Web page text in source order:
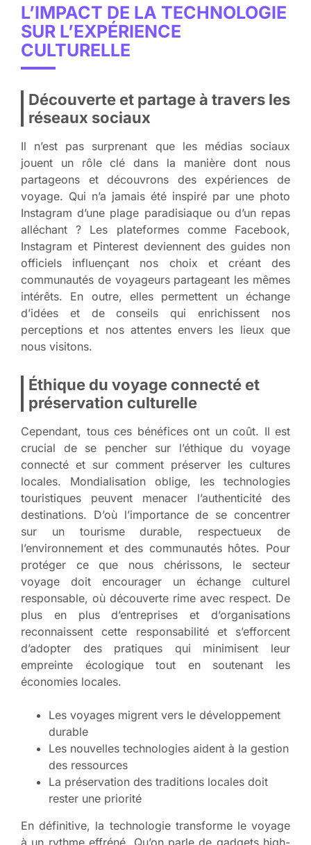
L’IMPACT DE LA TECHNOLOGIE
SUR L’EXPÉRIENCE
CULTURELLE
Découverte et partage à travers les
réseaux sociaux
Il n’est pas surprenant que les médias sociaux
jouent un rôle clé dans la manière dont nous
partageons et découvrons des expériences de
voyage. Qui n’a jamais été inspiré par une photo
Instagram d’une plage paradisiaque ou d’un repas
alléchant ? Les plateformes comme Facebook,
Instagram et Pinterest deviennent des guides non
officiels influençant nos choix et créant des
communautés de voyageurs partageant les mêmes
intérêts. En outre, elles permettent un échange
d’idées et de conseils qui enrichissent nos
perceptions et nos attentes envers les lieux que
nous visitons.
Éthique du voyage connecté et
préservation culturelle
Cependant, tous ces bénéfices ont un coût. Il est
crucial de se pencher sur l’éthique du voyage
connecté et sur comment préserver les cultures
locales. Mondialisation oblige, les technologies
touristiques peuvent menacer l’authenticité des
destinations. D’où l’importance de se concentrer
sur un tourisme durable, respectueux de
l’environnement et des communautés hôtes. Pour
protéger ce que nous chérissons, le secteur
voyage doit encourager un échange culturel
responsable, où découverte rime avec respect. De
plus en plus d’entreprises et d’organisations
reconnaissent cette responsabilité et s’efforcent
d’adopter des pratiques qui minimisent leur
empreinte écologique tout en soutenant les
économies locales.
Les voyages migrent vers le développement
durable
Les nouvelles technologies aident à la gestion
des ressources
La préservation des traditions locales doit
rester une priorité
En définitive, la technologie transforme le voyage
à un rythme effréné. Qu’on parle de gadgets high-